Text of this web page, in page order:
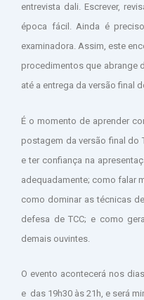
entrevista dali. Escrever,
época fácil. Ainda é
examinadora. Assim, este
procedimentos que abrange
até a entrega da versão final
É o momento de aprender
postagem da versão final do
e ter confiança na
adequadamente; como falar
como dominar as técnicas
defesa de TCC; e como
demais ouvintes.
O evento acontecerá nos
e das 19h30 às 21h, e será